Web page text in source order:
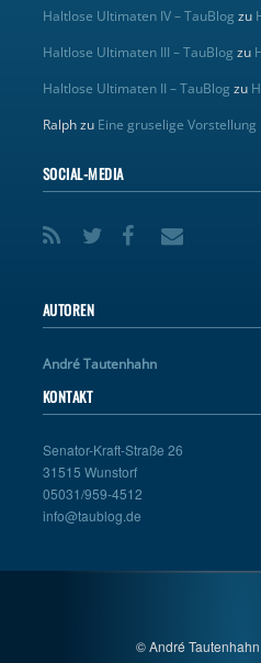
Haltlose Ultimaten IV – TauBlog zu
Haltlose Ultimaten III – TauBlog zu
Haltlose Ultimaten II – TauBlog zu
Ralphzu Eine gruselige Vorstellung
SOCIAL-MEDIA
AUTOREN
André Tautenhahn
KONTAKT
Senator-Kraft-Straße 26
31515 Wunstorf
05031/959-4512
info@taublog.de
© André